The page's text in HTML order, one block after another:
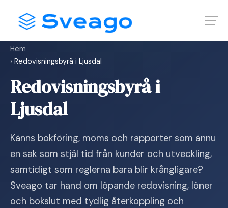
content
Hem
› Redovisningsbyrå i Ljusdal
Redovisningsbyrå i
Ljusdal
Känns bokföring, moms och rapporter som ännu
en sak som stjäl tid från kunder och utveckling,
samtidigt som reglerna bara blir krångligare?
Sveago tar hand om löpande redovisning, löner
och bokslut med tydlig återkoppling och